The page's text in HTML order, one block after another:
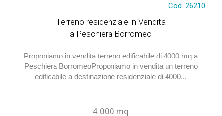
Cod. 26210
Terreno residenziale in Vendita
a Peschiera Borromeo
Proponiamo in vendita terreno edificabile di 4000 mq a
Peschiera BorromeoProponiamo in vendita un terreno
edificabile a destinazione residenziale di 4000...
4.000 mq